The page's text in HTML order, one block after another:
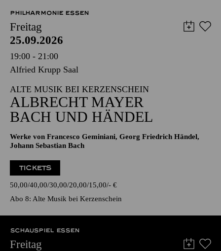
PHILHARMONIE ESSEN
Freitag
25.09.2026
19:00 - 21:00
Alfried Krupp Saal
ALTE MUSIK BEI KERZENSCHEIN
ALBRECHT MAYER
BACH UND HÄNDEL
Werke von Francesco Geminiani, Georg Friedrich Händel,
Johann Sebastian Bach
TICKETS
50,00 40,00 30,00 20,00 15,00 - €
Abo 8: Alte Musik bei Kerzenschein
SCHAUSPIEL ESSEN
Freitag